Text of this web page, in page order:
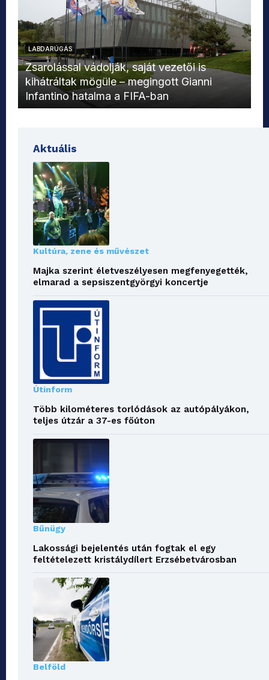
LABDARÚGÁS
Zsarolással vádolják, saját vezetői is
kihátráltak mögüle – megingott Gianni
Infantino hatalma a FIFA-ban
Aktuális
Kultúra, zene és művészet
Majka szerint életveszélyesen megfenyegették,
elmarad a sepsiszentgyörgyi koncertje
Útinform
Több kilométeres torlódások az autópályákon,
teljes útzár a 37-es főúton
Bűnügy
Lakossági bejelentés után fogtak el egy
feltételezett kristálydílert Erzsébetvárosban
Belföld